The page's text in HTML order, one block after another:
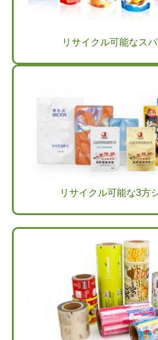
リサイクル可能なス
リサイクル可能な3方